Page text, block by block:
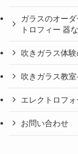
ガラスのオー
トロフィー 器
吹きガラス体
吹きガラス教
エレクトロフ
お問い合わせ